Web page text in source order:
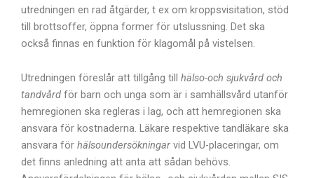
utredningen en rad åtgärder, t ex om kroppsvisitation, stöd
till brottsoffer, öppna former för utslussning. Det ska
också finnas en funktion för klagomål på vistelsen.
Utredningen föreslår att tillgång till hälso-och sjukvård och
tandvård för barn och unga som är i samhällsvård utanför
hemregionen ska regleras i lag, och att hemregionen ska
ansvara för kostnaderna. Läkare respektive tandläkare ska
ansvara för hälsoundersökningar vid LVU-placeringar, om
det finns anledning att anta att sådan behövs.